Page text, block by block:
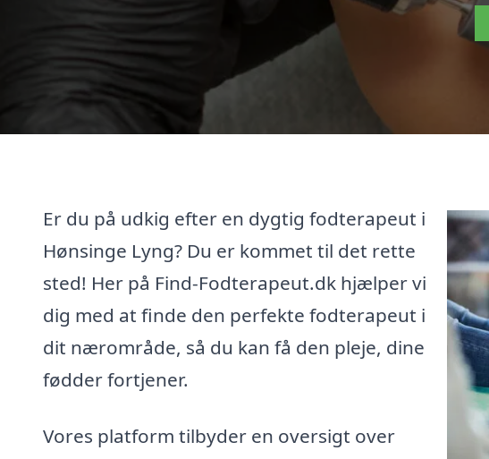
Er du på udkig efter en dygtig fodterapeut i
Hønsinge Lyng? Du er kommet til det rette
sted! Her på Find-Fodterapeut.dk hjælper vi
dig med at finde den perfekte fodterapeut i
dit nærområde, så du kan få den pleje, dine
fødder fortjener.
Vores platform tilbyder en oversigt over